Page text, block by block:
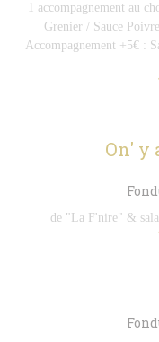
1 accompagnement au
Grenier / Sauce
Accompagnement +5€ :
On' y
de "La F'nire" &